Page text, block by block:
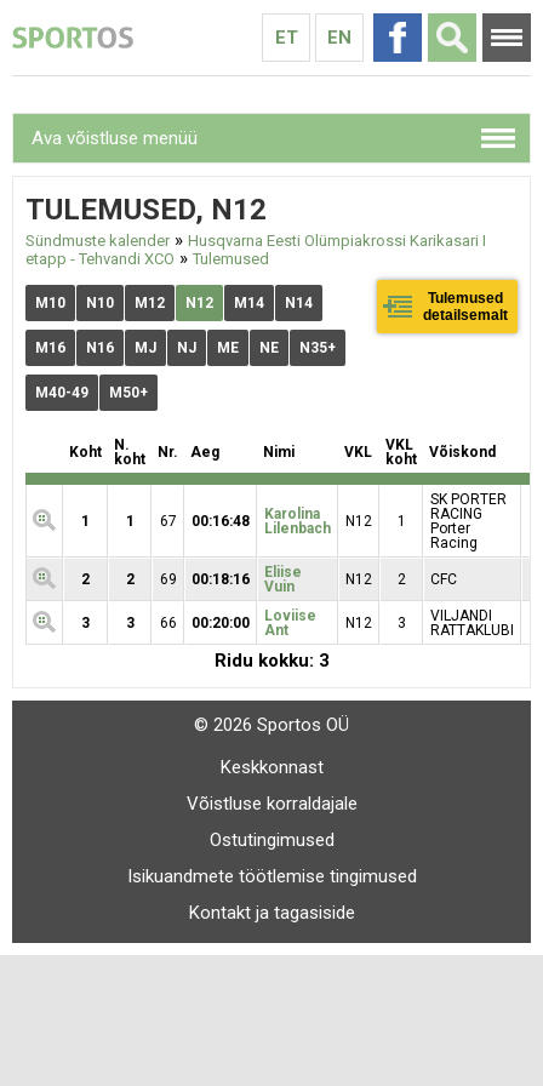
ET EN
Ava võistluse menüü
TULEMUSED, N12
Sündmuste kalender » Husqvarna Eesti Olümpiakrossi Karikasari I
etapp - Tehvandi XCO » Tulemused
M10 N10 M12 N12 M14 N14
M16 N16 MJ NJ ME NE N35+
M40-49 M50+
Tulemused
detailsemalt
Koht
N.
koht
Nr. Aeg Nimi VKL
VKL
koht
Võiskond
1 1 67 00:16:48
Karolina
Lilenbach
N12 1
SK PORTER
RACING
Porter
Racing
2 2 69 00:18:16
Eliise
Vuin
N12 2 CFC
3 3 66 00:20:00
Loviise
Ant
N12 3
VILJANDI
RATTAKLUBI
Ridu kokku: 3
© 2026 Sportos OÜ
Keskkonnast
Võistluse korraldajale
Ostutingimused
Isikuandmete töötlemise tingimused
Kontakt ja tagasiside